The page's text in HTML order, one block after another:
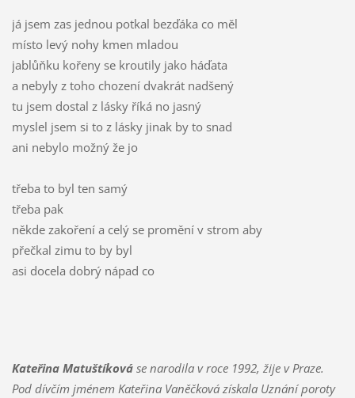
já jsem zas jednou potkal bezďáka co měl
místo levý nohy kmen mladou
jablůňku kořeny se kroutily jako háďata
a nebyly z toho chození dvakrát nadšený
tu jsem dostal z lásky říká no jasný
myslel jsem si to z lásky jinak by to snad
ani nebylo možný že jo
třeba to byl ten samý
třeba pak
někde zakoření a celý se promění v strom aby
přečkal zimu to by byl
asi docela dobrý nápad co
Kateřina Matuštíkováse narodila v roce 1992, žije v Praze.
Pod dívčím jménem Kateřina Vaněčková získala Uznání poroty